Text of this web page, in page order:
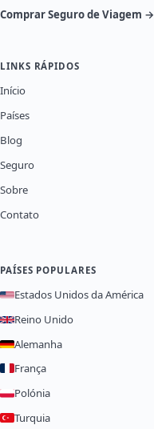
Comprar Seguro de Viagem →
LINKS RÁPIDOS
Início
Países
Blog
Seguro
Sobre
Contato
PAÍSES POPULARES
Estados Unidos da América
Reino Unido
Alemanha
França
Polónia
Turquia